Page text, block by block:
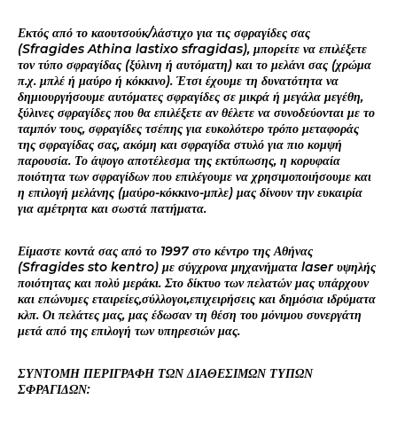
Εκτός από το καουτσούκ/λάστιχο για τις σφραγίδες σας
(Sfragides Athina lastixo sfragidas), μπορείτε να επιλέξετε
τον τύπο σφραγίδας (ξύλινη ή αυτόματη) και το μελάνι σας (χρώμα
π.χ. μπλέ ή μαύρο ή κόκκινο). Έτσι έχουμε τη δυνατότητα να
δημιουργήσουμε αυτόματες σφραγίδες σε μικρά ή μεγάλα μεγέθη,
ξύλινες σφραγίδες που θα επιλέξετε αν θέλετε να συνοδεύονται με το
ταμπόν τους, σφραγίδες τσέπης για ευκολότερο τρόπο μεταφοράς
της σφραγίδας σας, ακόμη και σφραγίδα στυλό για πιο κομψή
παρουσία. Το άψογο αποτέλεσμα της εκτύπωσης, η κορυφαία
ποιότητα των σφραγίδων που επιλέγουμε να χρησιμοποιήσουμε και
η επιλογή μελάνης (μαύρο-κόκκινο-μπλε) μας δίνουν την ευκαιρία
για αμέτρητα και σωστά πατήματα.
Είμαστε κοντά σας από το 1997 στο κέντρο της Αθήνας
(Sfragides sto kentro) με σύγχρονα μηχανήματα laser υψηλής
ποιότητας και πολύ μεράκι. Στο δίκτυο των πελατών μας υπάρχουν
και επώνυμες εταιρείες,σύλλογοι,επιχειρήσεις και δημόσια ιδρύματα
κλπ. Οι πελάτες μας, μας έδωσαν τη θέση του μόνιμου συνεργάτη
μετά από της επιλογή των υπηρεσιών μας.
ΣΥΝΤΟΜΗ ΠΕΡΙΓΡΑΦΗ ΤΩΝ ΔΙΑΘΕΣΙΜΩΝ ΤΥΠΩΝ
ΣΦΡΑΓΙΔΩΝ: